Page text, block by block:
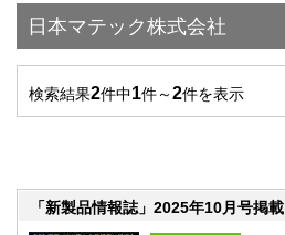
日本マテック株式会社
検索結果2件中1件～2件を表示
「新製品情報誌」2025年10月号掲載